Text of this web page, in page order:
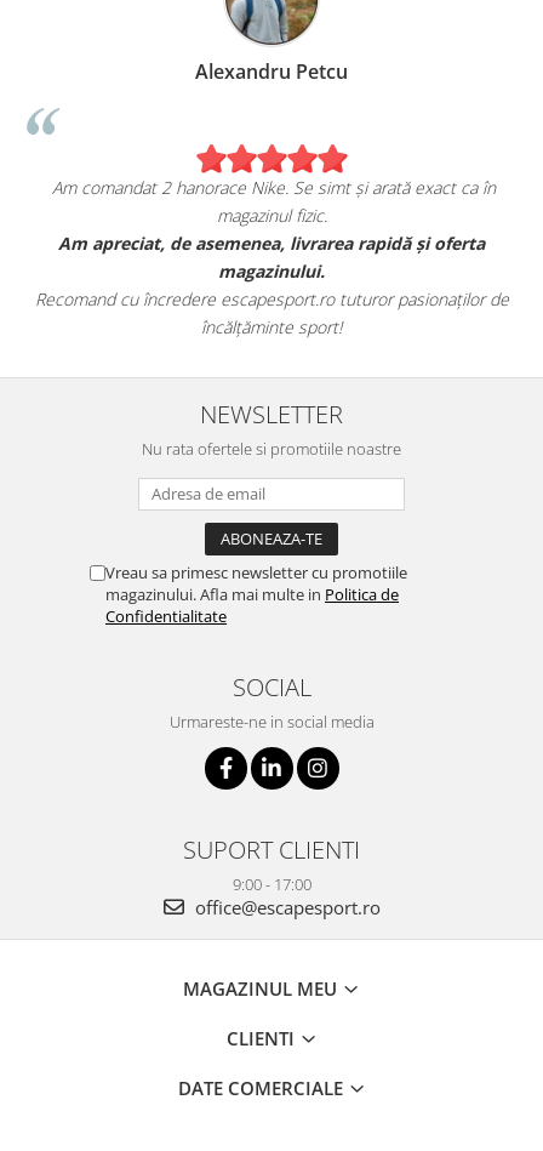
Alexandru Petcu
Am comandat 2 hanorace Nike. Se simt și arată exact ca în
magazinul fizic.
Am apreciat, de asemenea, livrarea rapidă și oferta
magazinului.
Recomand cu încredere escapesport.ro tuturor pasionaților de
încălțăminte sport!
NEWSLETTER
Nu rata ofertele si promotiile noastre
Vreau sa primesc newsletter cu promotiile
magazinului. Afla mai multe in Politica de
Confidentialitate
SOCIAL
Urmareste-ne in social media
SUPORT CLIENTI
9:00 - 17:00
office@escapesport.ro
MAGAZINUL MEU
CLIENTI
DATE COMERCIALE